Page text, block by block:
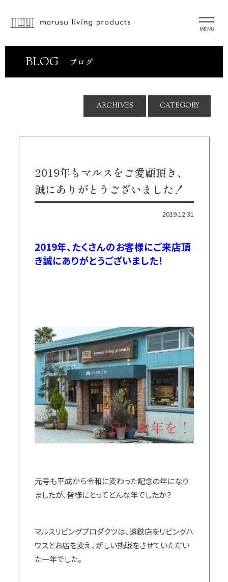
MENU
BLOG ブログ
ARCHIVES CATEGORY
2019年もマルスをご愛顧頂き、
誠にありがとうございました！
2019.12.31
2019年、たくさんのお客様にご来店頂
き誠にありがとうございました！
元号も平成から令和に変わった記念の年になり
ましたが、皆様にとってどんな年でしたか？
マルスリビングプロダクツは、遠鉄店をリビングハ
ウスとお店を変え、新しい挑戦をさせていただい
た一年でした。